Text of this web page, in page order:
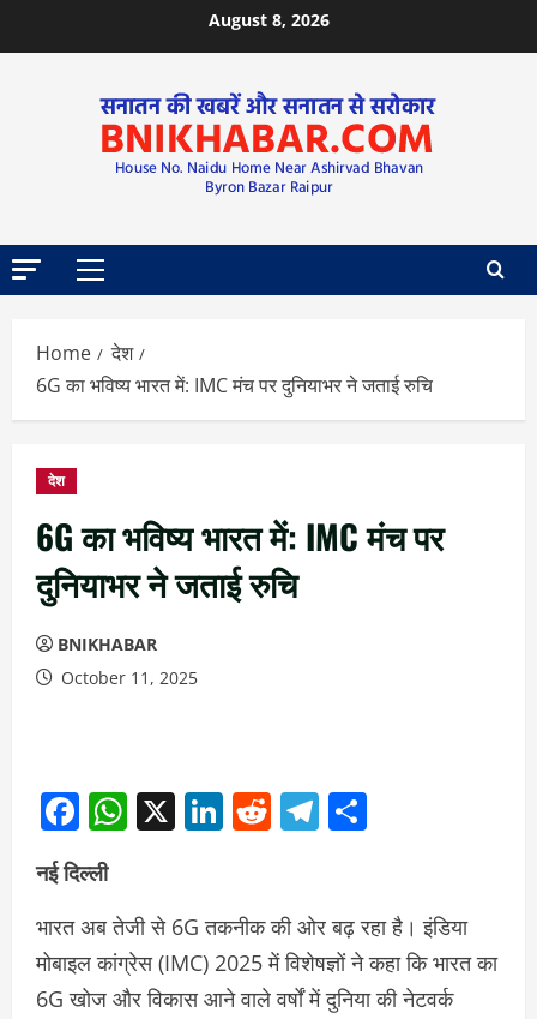
August 8, 2026
Home
देश
6G का भविष्य भारत में: IMC मंच पर दुनियाभर ने जताई रुचि
देश
6G का भविष्य भारत में: IMC मंच पर
दुनियाभर ने जताई रुचि
BNIKHABAR
October 11, 2025
Facebook
WhatsApp
X LinkedIn
RedditTelegram
नई दिल्ली
भारत अब तेजी से 6G तकनीक की ओर बढ़ रहा है। इंडिया
मोबाइल कांग्रेस (IMC) 2025 में विशेषज्ञों ने कहा कि भारत का
6G खोज और विकास आने वाले वर्षों में दुनिया की नेटवर्क